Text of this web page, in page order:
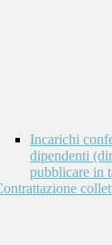
Incarichi
dipendenti
pubblicare in